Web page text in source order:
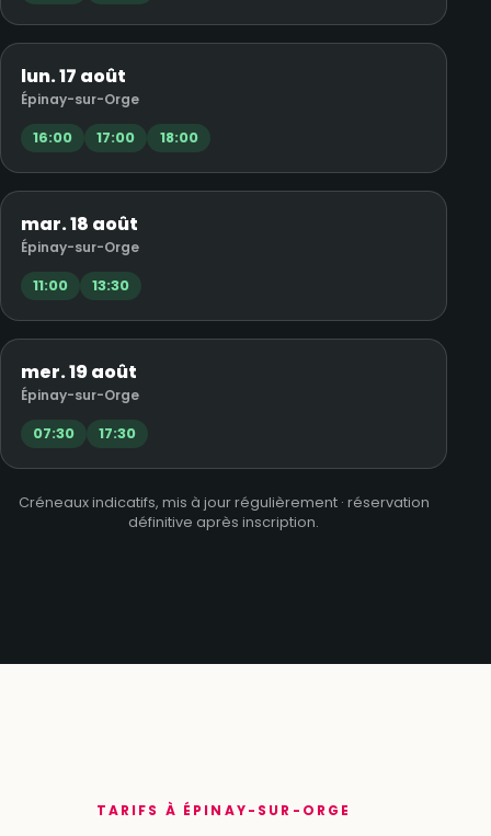
lun. 17 août
Épinay-sur-Orge
16:00 17:00 18:00
mar. 18 août
Épinay-sur-Orge
11:00 13:30
mer. 19 août
Épinay-sur-Orge
07:30 17:30
Créneaux indicatifs, mis à jour régulièrement · réservation
définitive après inscription.
TARIFS À ÉPINAY-SUR-ORGE